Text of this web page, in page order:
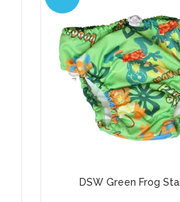
DSW Green Frog